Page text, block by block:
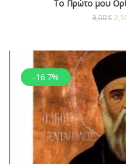
Το Πρώτο μου
3,00€
-16.7%